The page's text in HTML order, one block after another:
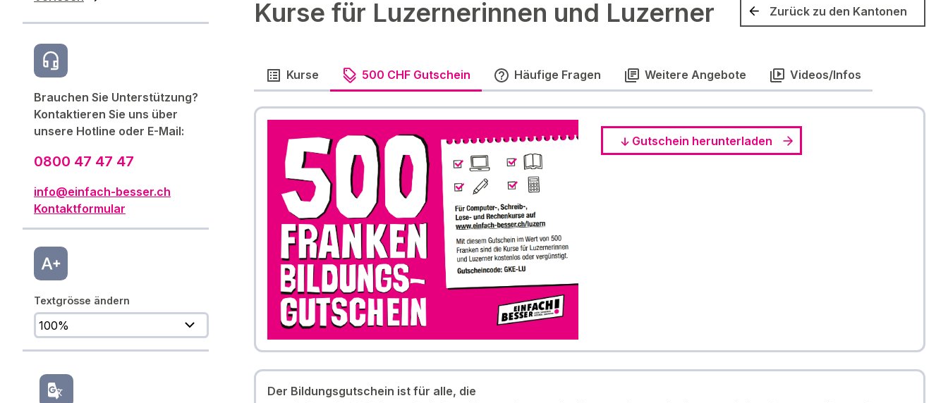
Kurse für Luzernerinnen und Luzerner Zurück zu den Kantonen
Brauchen Sie Unterstützung?
Kontaktieren Sie uns über
unsere Hotline oder E-Mail:
0800 47 47 47
info@einfach-besser.ch
Kontaktformular
Textgrösse ändern
Kurse 500 CHF Gutschein Häufige Fragen Weitere Angebote Videos/Infos
Gutschein herunterladen
Der Bildungsgutschein ist für alle, die